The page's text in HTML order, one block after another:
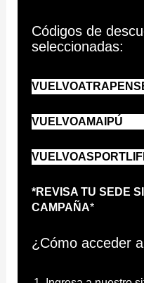
Códigos de
seleccionadas:
VUELVOAMAIPÚ
*REVISA TU SEDE
CAMPAÑA*
¿Cómo acceder